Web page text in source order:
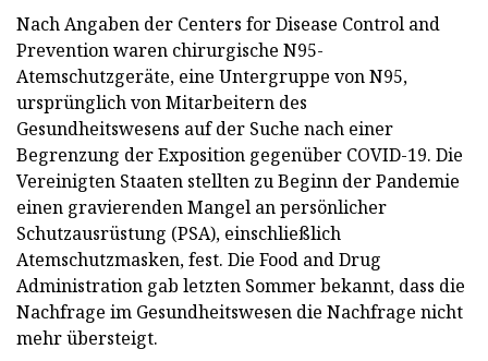
Nach Angaben der Centers for Disease Control and
Prevention waren chirurgische N95-
Atemschutzgeräte, eine Untergruppe von N95,
ursprünglich von Mitarbeitern des
Gesundheitswesens auf der Suche nach einer
Begrenzung der Exposition gegenüber COVID-19. Die
Vereinigten Staaten stellten zu Beginn der Pandemie
einen gravierenden Mangel an persönlicher
Schutzausrüstung (PSA), einschließlich
Atemschutzmasken, fest. Die Food and Drug
Administration gab letzten Sommer bekannt, dass die
Nachfrage im Gesundheitswesen die Nachfrage nicht
mehr übersteigt.